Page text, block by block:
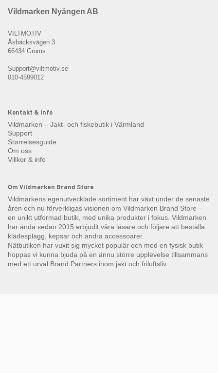
Vildmarken Nyängen AB
VILTMOTIV
Åsbäcksvägen 3
66434 Grums
Support@viltmotiv.se
010-4599012
Kontakt & info
Vildmarken – Jakt- och fiskebutik i Värmland
Support
Størrelsesguide
Om oss
Villkor & info
Om Vildmarken Brand Store
Vildmarkens egenutvecklade sortiment har växt under de senaste
åren och nu förverkligas visionen om Vildmarken Brand Store –
en unikt utformad butik, med unika produkter i fokus. Vildmarken
har ända sedan 2015 erbjudit våra läsare och följare att beställa
klädesplagg, kepsar och andra accessoarer.
Nätbutiken har vuxit sig mycket populär och med en fysisk butik
hoppas vi kunna bjuda på en ännu större upplevelse tillsammans
med ett urval Brand Partners inom jakt och friluftsliv.